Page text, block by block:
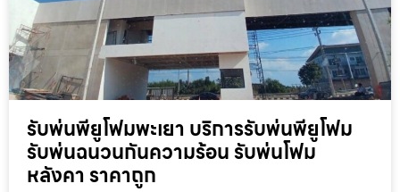
รับพ่นพียูโฟมพะเยา บริการรับพ่นพียูโฟม
รับพ่นฉนวนกันความร้อน รับพ่นโฟม
หลังคา ราคาถูก